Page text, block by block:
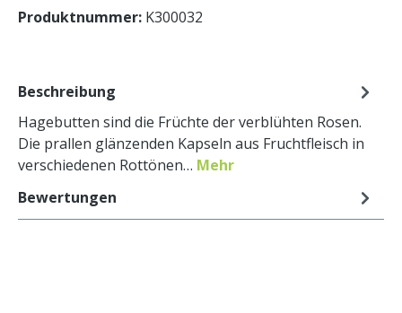
Produktnummer: K300032
Beschreibung
Hagebutten sind die Früchte der verblühten Rosen.
Die prallen glänzenden Kapseln aus Fruchtfleisch in
verschiedenen Rottönen… Mehr
Bewertungen